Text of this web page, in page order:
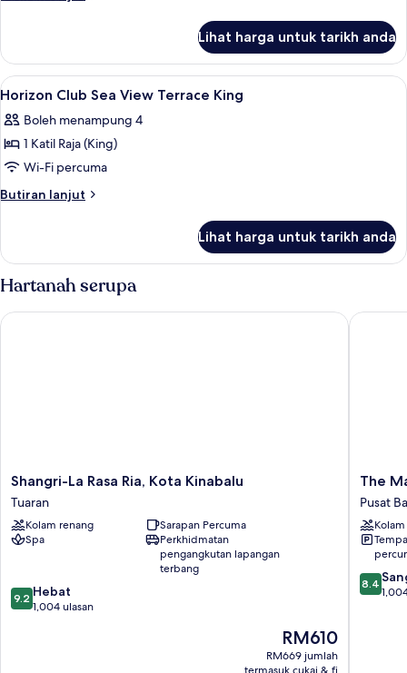
Lihat harga untuk tarikh anda
Lihat
semua
foto
untuk
Horizon
Club
Terrace
Gebar bulu kapas, peti besi dalam
3
Horizon Club Sea View Terrace King
Boleh menampung 4
1 Katil Raja (King)
Wi-Fi percuma
Butiran lanjut
Butiran
Club
View
King
Lihat harga untuk tarikh anda
Hartanah serupa
Shangri-
La
Rasa
Ria,
Kota
Shangri-La Rasa Ria, Kota Kinabalu
Tuaran
Kolam renang
Sarapan Percuma
Spa
Perkhidmatan
pengangkutan lapangan
terbang
9.2
daripada
9.2 Hebat
1,004 ulasan
Harga
ialah
RM610
RM610
RM669 jumlah
Shangri-La Rasa Ria, Kota Kinabalu
The
Sutera
Resort
Pusat
Bandar
Kota
Kinabalu
The
Pusat
8.4
8.4
The